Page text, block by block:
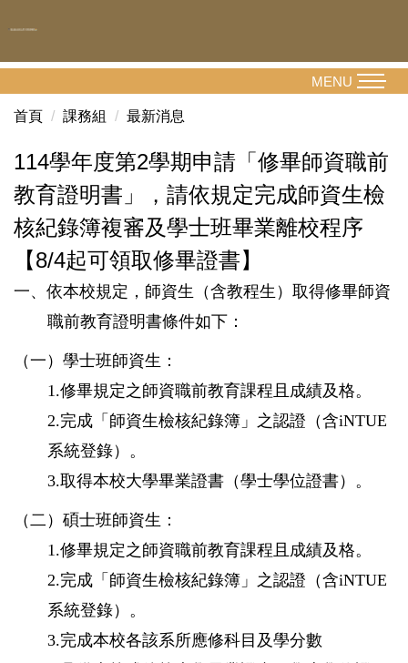
到
容
MENU
首頁 課務組 最新消息
114學年度第2學期申請「修畢師資職前
教育證明書」，請依規定完成師資生檢
核紀錄簿複審及學士班畢業離校程序
【8/4起可領取修畢證書】
一、依本校規定，師資生（含教程生）取得修畢師資
職前教育證明書條件如下：
（一）學士班師資生：
1.修畢規定之師資職前教育課程且成績及格。
2.完成「師資生檢核紀錄簿」之認證（含iNTUE
系統登錄）。
3.取得本校大學畢業證書（學士學位證書）。
（二）碩士班師資生：
1.修畢規定之師資職前教育課程且成績及格。
2.完成「師資生檢核紀錄簿」之認證（含iNTUE
系統登錄）。
3.完成本校各該系所應修科目及學分數